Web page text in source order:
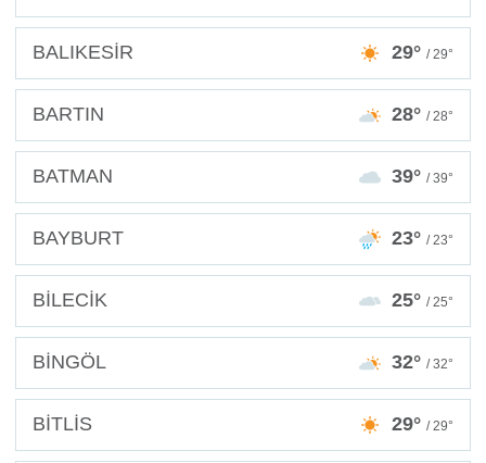
BALIKESİR 29° / 29°
BARTIN 28° / 28°
BATMAN 39° / 39°
BAYBURT 23° / 23°
BİLECİK 25° / 25°
BİNGÖL 32° / 32°
BİTLİS 29° / 29°